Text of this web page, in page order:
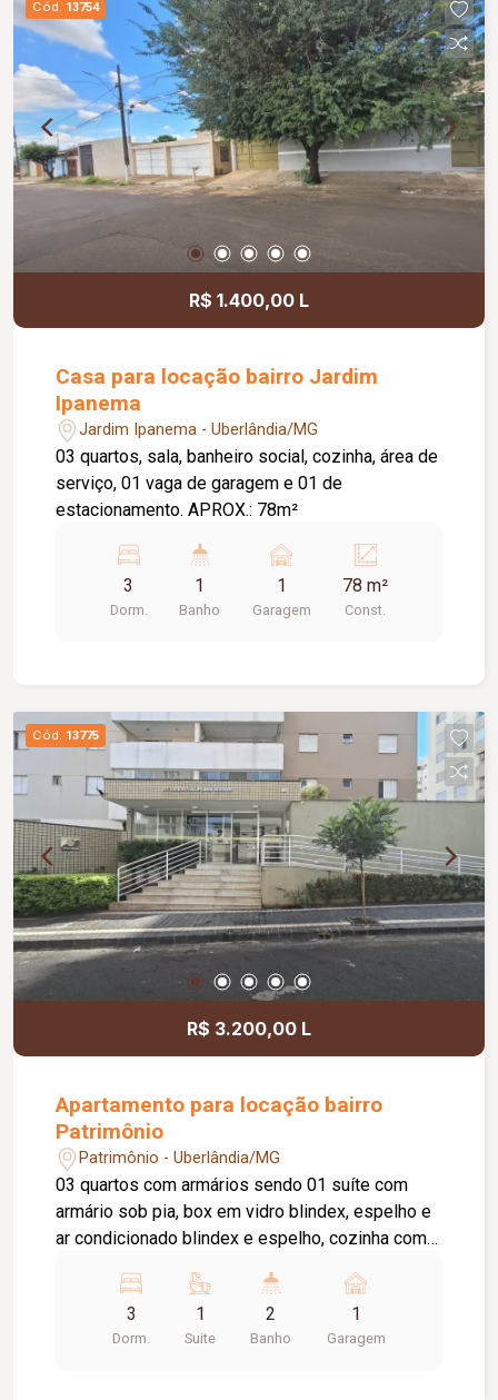
Cód. 13754
R$ 1.400,00 L
Casa para locação bairro Jardim
Ipanema
Jardim Ipanema - Uberlândia/MG
03 quartos, sala, banheiro social, cozinha, área de
serviço, 01 vaga de garagem e 01 de
estacionamento. APROX.: 78m²
3
Dorm.
1
Banho
1
Garagem
78 m²
Const.
Cód. 13775
R$ 3.200,00 L
Apartamento para locação bairro
Patrimônio
Patrimônio - Uberlândia/MG
03 quartos com armários sendo 01 suíte com
armário sob pia, box em vidro blindex, espelho e
ar condicionado blindex e espelho, cozinha com
com possibilidade para 02 carros, cond. com
portaria remota, salão de festas , brinquedoteca e
gás canalizado. Taxa de mudança: Valor de 01
3
Dorm.
1
Suite
2
Banho
1
Garagem